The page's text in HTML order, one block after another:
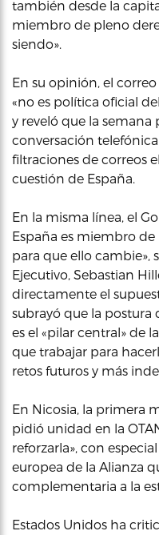
también desde la
miembro de pleno
siendo».
En su opinión, el
«no es política oficial
y reveló que la
conversación
filtraciones de correos
cuestión de España.
En la misma línea, el
España es miembro de
para que ello cambie»,
Ejecutivo, Sebastian
directamente el
subrayó que la postura
es el «pilar central» de
que trabajar para
retos futuros y más
En Nicosia, la primera
pidió unidad en la
reforzarla», con
europea de la Alianza
complementaria a la
Estados Unidos ha